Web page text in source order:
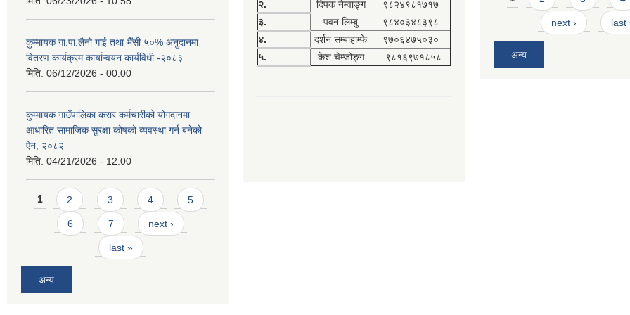
कुम्मायक गा.पा.लैनो गाई तथा भैँसी ५०% अनुदानमा
वितरण कार्यक्रम कार्यान्वयन कार्यविधी -२०८३
मिति: 06/12/2026 - 00:00
कुम्मायक गाउँपालिका करार कर्मचारीको योगदानमा
आधारित सामाजिक सुरक्षा कोषको व्यवस्था गर्न बनेको
ऐन, २०८२
मिति: 04/21/2026 - 12:00
Pages
1 2 3 4 5
6 7 next ›
last »
अन्य
२. दिपक नेम्वाङ्ग
९८२४९८१७१७
३.
पवन लिम्बु
९८४०३४८३९८
४.
दर्शन सम्बाहाम्फे
९७०६४७५०३०
५.
केश चेम्जोङ्ग ९८१६९७१८५८
next › last
अन्य